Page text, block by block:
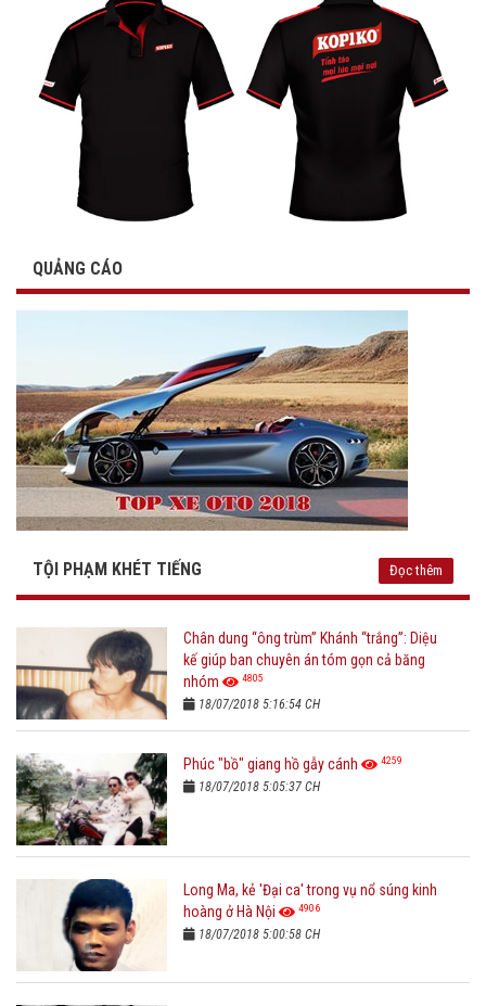
QUẢNG CÁO
TỘI PHẠM KHÉT TIẾNG Đọc thêm
Chân dung “ông trùm” Khánh “trắng”: Diệu
kế giúp ban chuyên án tóm gọn cả băng
nhóm
4805
18/07/2018 5:16:54 CH
Phúc "bồ" giang hồ gẫy cánh 4259
18/07/2018 5:05:37 CH
Long Ma, kẻ 'Đại ca' trong vụ nổ súng kinh
hoàng ở Hà Nội
4906
18/07/2018 5:00:58 CH